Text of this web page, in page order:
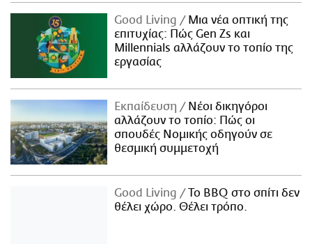
Good Living
Μια νέα οπτική της
επιτυχίας: Πώς Gen Zs και
Millennials αλλάζουν το τοπίο της
εργασίας
Εκπαίδευση
Νέοι δικηγόροι
αλλάζουν το τοπίο: Πώς οι
σπουδές Νομικής οδηγούν σε
θεσμική συμμετοχή
Good Living
Το BBQ στο σπίτι δεν
θέλει χώρο. Θέλει τρόπο.